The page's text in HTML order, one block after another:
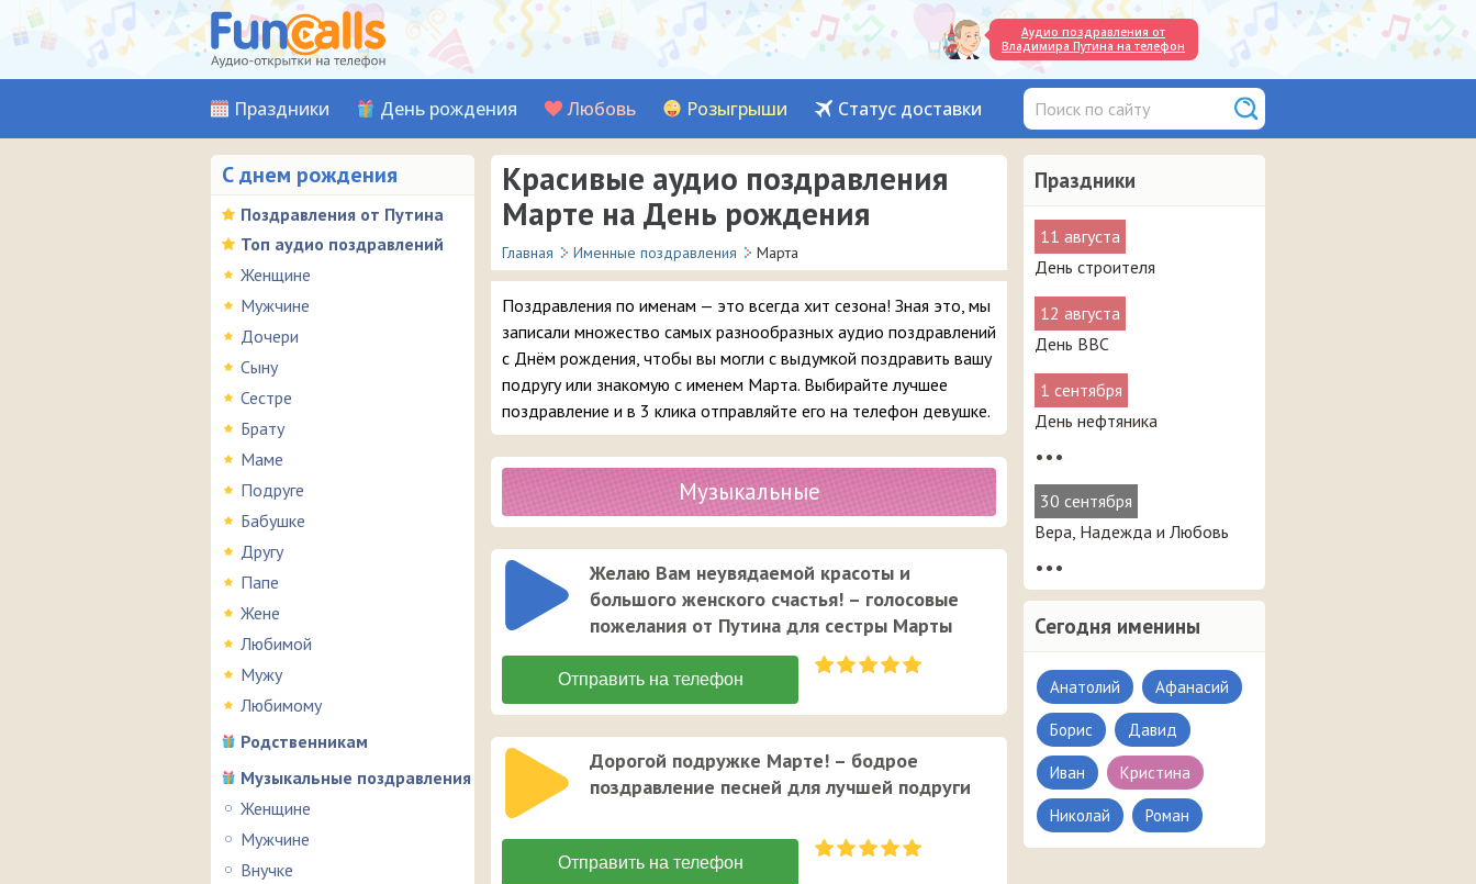
Аудио поздравления от
Владимира Путина на телефон
Праздники День рождения Любовь Розыгрыши Статус доставки
С днем рождения
Поздравления от Путина
Топ аудио поздравлений
Женщине
Мужчине
Дочери
Сыну
Сестре
Брату
Маме
Подруге
Бабушке
Другу
Папе
Жене
Любимой
Мужу
Любимому
Родственникам
Музыкальные поздравления
Женщине
Мужчине
Внучке
Праздники
11 августа
День строителя
12 августа
День ВВС
1 сентября
День нефтяника
•••
30 сентября
Вера, Надежда и Любовь
•••
Сегодня именины
Анатолий Афанасий
Борис Давид
Иван Кристина
Николай Роман
Красивые аудио поздравления
Марте на День рождения
Главная Именные поздравления Марта
Поздравления по именам — это всегда хит сезона! Зная это, мы
записали множество самых разнообразных аудио поздравлений
с Днём рождения, чтобы вы могли с выдумкой поздравить вашу
подругу или знакомую с именем Марта. Выбирайте лучшее
поздравление и в 3 клика отправляйте его на телефон девушке.
Музыкальные
Желаю Вам неувядаемой красоты и
большого женского счастья! – голосовые
пожелания от Путина для сестры Марты
Дорогой подружке Марте! – бодрое
поздравление песней для лучшей подруги